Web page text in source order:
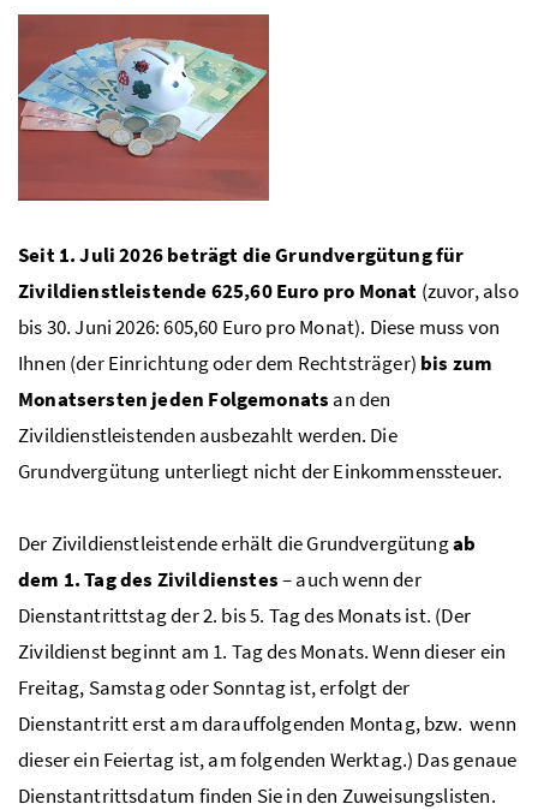
Seit 1. Juli 2026 beträgt die Grundvergütung für
Zivildienstleistende 625,60 Euro pro Monat (zuvor, also
bis 30. Juni 2026: 605,60 Euro pro Monat). Diese muss von
Ihnen (der Einrichtung oder dem Rechtsträger) bis zum
Monatsersten jeden Folgemonats an den
Zivildienstleistenden ausbezahlt werden. Die
Grundvergütung unterliegt nicht der Einkommenssteuer.
Der Zivildienstleistende erhält die Grundvergütungab
dem 1. Tag des Zivildienstes– auch wenn der
Dienstantrittstag der 2. bis 5. Tag des Monats ist. (Der
Zivildienst beginnt am 1. Tag des Monats. Wenn dieser ein
Freitag, Samstag oder Sonntag ist, erfolgt der
Dienstantritt erst am darauffolgenden Montag,bzw. wenn
dieser ein Feiertag ist, am folgenden Werktag.) Das genaue
Dienstantrittsdatum finden Sie in den Zuweisungslisten.